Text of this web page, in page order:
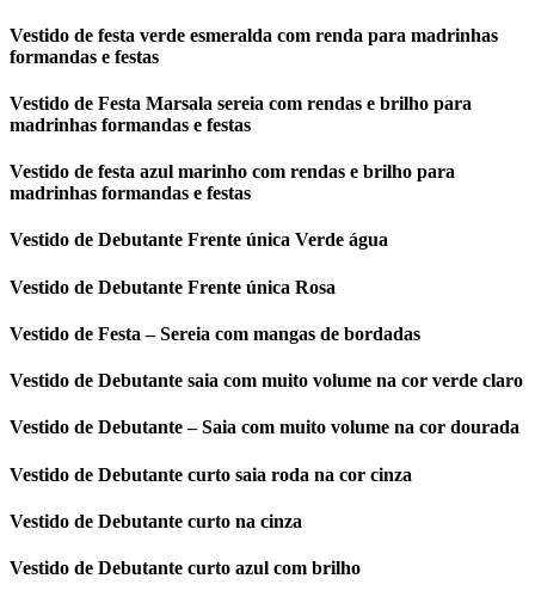
Vestido de festa verde esmeralda com renda para madrinhas
formandas e festas
Vestido de Festa Marsala sereia com rendas e brilho para
madrinhas formandas e festas
Vestido de festa azul marinho com rendas e brilho para
madrinhas formandas e festas
Vestido de Debutante Frente única Verde água
Vestido de Debutante Frente única Rosa
Vestido de Festa – Sereia com mangas de bordadas
Vestido de Debutante saia com muito volume na cor verde claro
Vestido de Debutante – Saia com muito volume na cor dourada
Vestido de Debutante curto saia roda na cor cinza
Vestido de Debutante curto na cinza
Vestido de Debutante curto azul com brilho